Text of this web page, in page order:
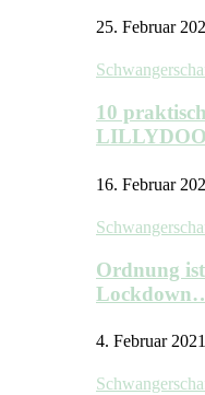
25. Februar
10
16. Februar
Ordnung
4. Februar 2021